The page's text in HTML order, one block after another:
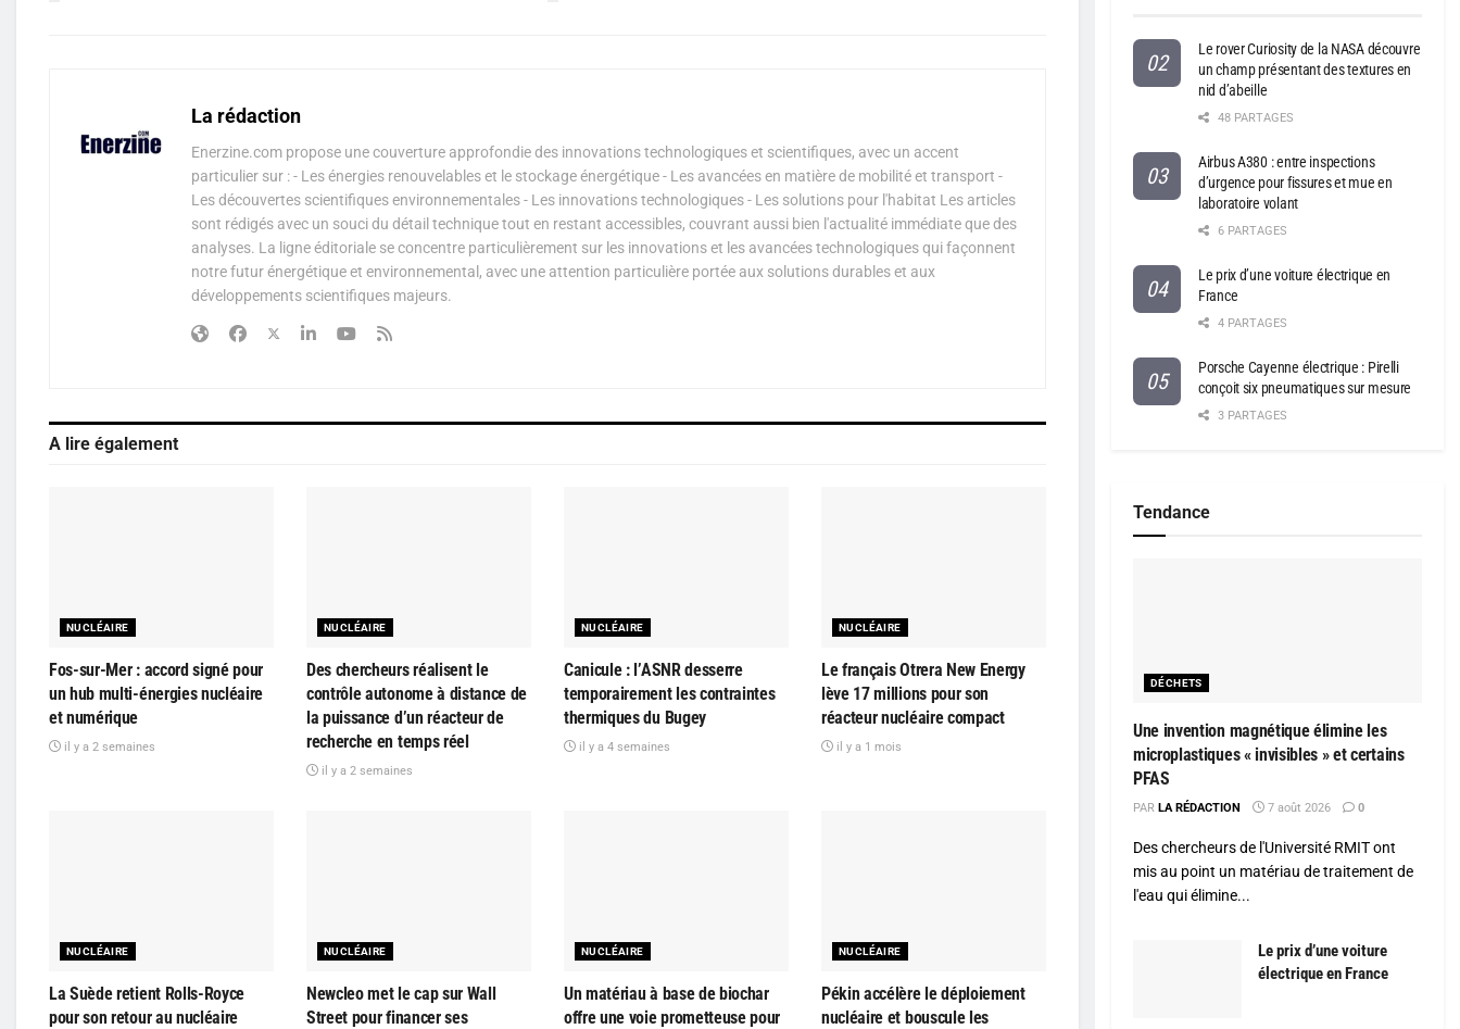
La rédaction
Enerzine.com propose une couverture approfondie des innovations technologiques et scientifiques, avec un accent
particulier sur : - Les énergies renouvelables et le stockage énergétique - Les avancées en matière de mobilité et transport -
Les découvertes scientifiques environnementales - Les innovations technologiques - Les solutions pour l'habitat Les articles
sont rédigés avec un souci du détail technique tout en restant accessibles, couvrant aussi bien l'actualité immédiate que des
analyses. La ligne éditoriale se concentre particulièrement sur les innovations et les avancées technologiques qui façonnent
notre futur énergétique et environnemental, avec une attention particulière portée aux solutions durables et aux
développements scientifiques majeurs.
A lire également
NUCLÉAIRE
Fos-sur-Mer : accord signé pour
un hub multi-énergies nucléaire
et numérique
il y a 2 semaines
NUCLÉAIRE
Des chercheurs réalisent le
contrôle autonome à distance de
la puissance d’un réacteur de
recherche en temps réel
il y a 2 semaines
NUCLÉAIRE
Canicule : l’ASNR desserre
temporairement les contraintes
thermiques du Bugey
il y a 4 semaines
NUCLÉAIRE
Le français Otrera New Energy
lève 17 millions pour son
réacteur nucléaire compact
il y a 1 mois
NUCLÉAIRE
La Suède retient Rolls-Royce
pour son retour au nucléaire
NUCLÉAIRE
Newcleo met le cap sur Wall
Street pour financer ses
NUCLÉAIRE
Un matériau à base de biochar
offre une voie prometteuse pour
NUCLÉAIRE
Pékin accélère le déploiement
nucléaire et bouscule les
Le rover Curiosity de la NASA découvre
un champ présentant des textures en
nid d’abeille
48 PARTAGES
Airbus A380 : entre inspections
d’urgence pour fissures et mue en
laboratoire volant
6 PARTAGES
Le prix d’une voiture électrique en
France
4 PARTAGES
Porsche Cayenne électrique : Pirelli
conçoit six pneumatiques sur mesure
3 PARTAGES
Tendance
DÉCHETS
Une invention magnétique élimine les
microplastiques « invisibles » et certains
PFAS
PAR LA RÉDACTION 7 août 2026 0
Des chercheurs de l'Université RMIT ont
mis au point un matériau de traitement de
l'eau qui élimine...
Le prix d’une voiture
électrique en France